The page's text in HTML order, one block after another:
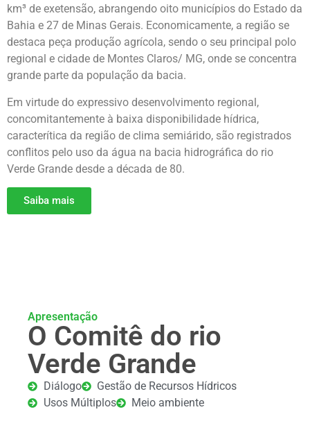
km³ de exetensão, abrangendo oito municípios do Estado da
Bahia e 27 de Minas Gerais. Economicamente, a região se
destaca peça produção agrícola, sendo o seu principal polo
regional e cidade de Montes Claros/ MG, onde se concentra
grande parte da população da bacia.
Em virtude do expressivo desenvolvimento regional,
concomitantemente à baixa disponibilidade hídrica,
caracterítica da região de clima semiárido, são registrados
conflitos pelo uso da água na bacia hidrográfica do rio
Verde Grande desde a década de 80.
Saiba mais
Apresentação
O Comitê do rio
Verde Grande
Diálogo
Gestão de Recursos Hídricos
Usos Múltiplos
Meio ambiente